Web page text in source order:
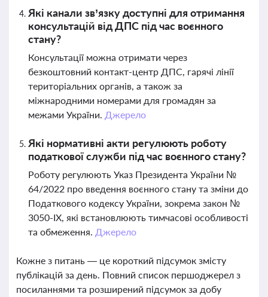
Які канали зв’язку доступні для отримання
консультацій від ДПС під час воєнного
стану?
Консультації можна отримати через
безкоштовний контакт-центр ДПС, гарячі лінії
територіальних органів, а також за
міжнародними номерами для громадян за
межами України. Джерело
Які нормативні акти регулюють роботу
податкової служби під час воєнного стану?
Роботу регулюють Указ Президента України №
64/2022 про введення воєнного стану та зміни до
Податкового кодексу України, зокрема закон №
3050-IX, які встановлюють тимчасові особливості
та обмеження. Джерело
Кожне з питань — це короткий підсумок змісту
публікацій за день. Повний список першоджерел з
посиланнями та розширений підсумок за добу